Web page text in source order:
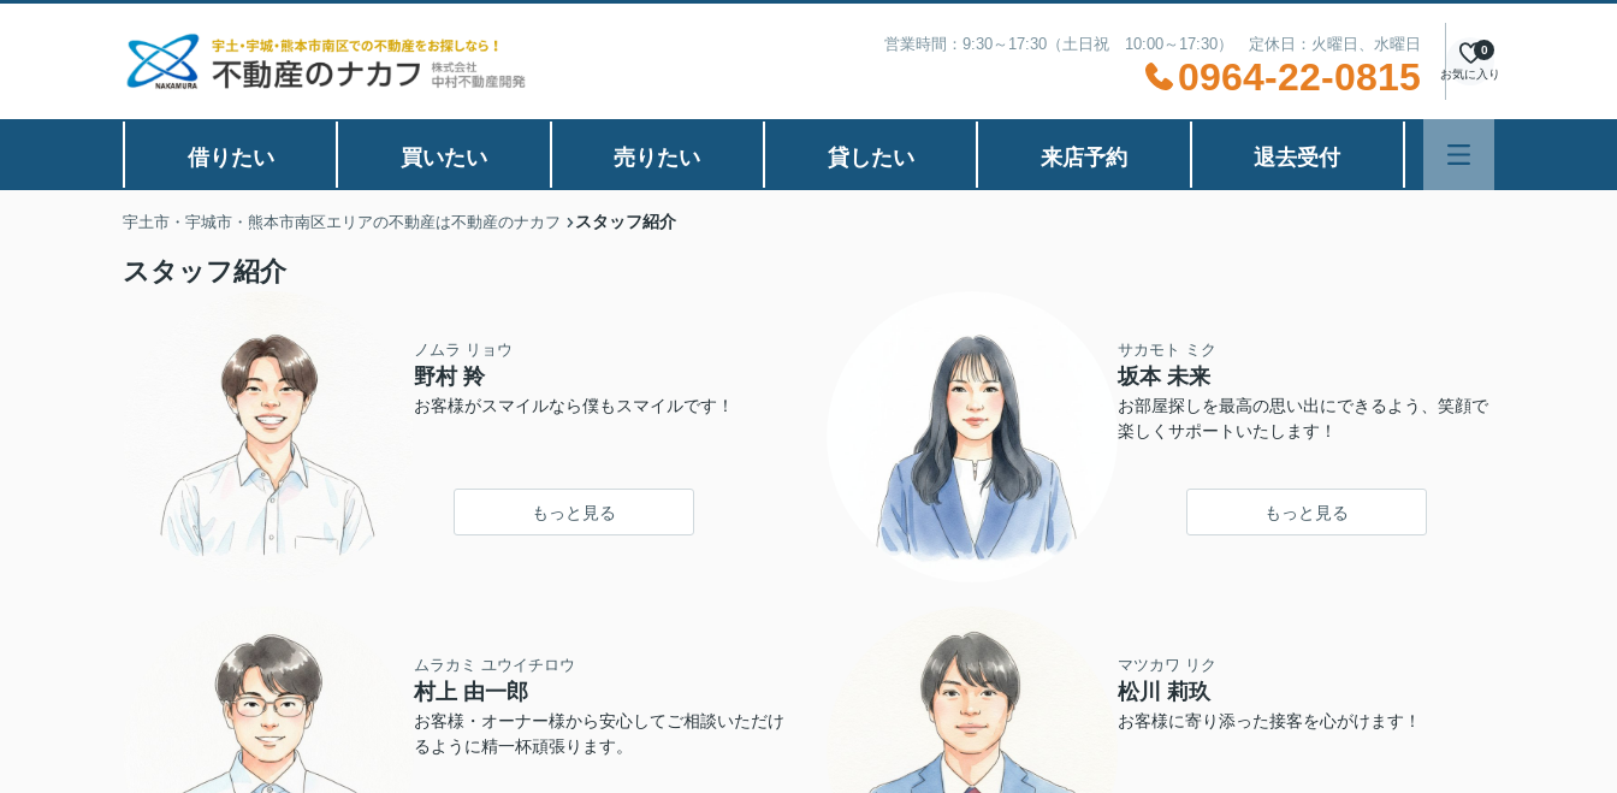
営業時間：9:30～17:30（土日祝 10:00～17:30） 定休日：火曜日、水曜日
0964-22-0815 お気に入り
0
借りたい 買いたい 売りたい 貸したい 来店予約 退去受付
宇土市・宇城市・熊本市南区エリアの不動産は不動産のナカフ スタッフ紹介
スタッフ紹介
ノムラ リョウ
野村 羚
お客様がスマイルなら僕もスマイルです！
もっと見る
サカモト ミク
坂本 未来
お部屋探しを最高の思い出にできるよう、笑顔で
楽しくサポートいたします！
もっと見る
ムラカミ ユウイチロウ
村上 由一郎
お客様・オーナー様から安心してご相談いただけ
るように精一杯頑張ります。
マツカワ リク
松川 莉玖
お客様に寄り添った接客を心がけます！